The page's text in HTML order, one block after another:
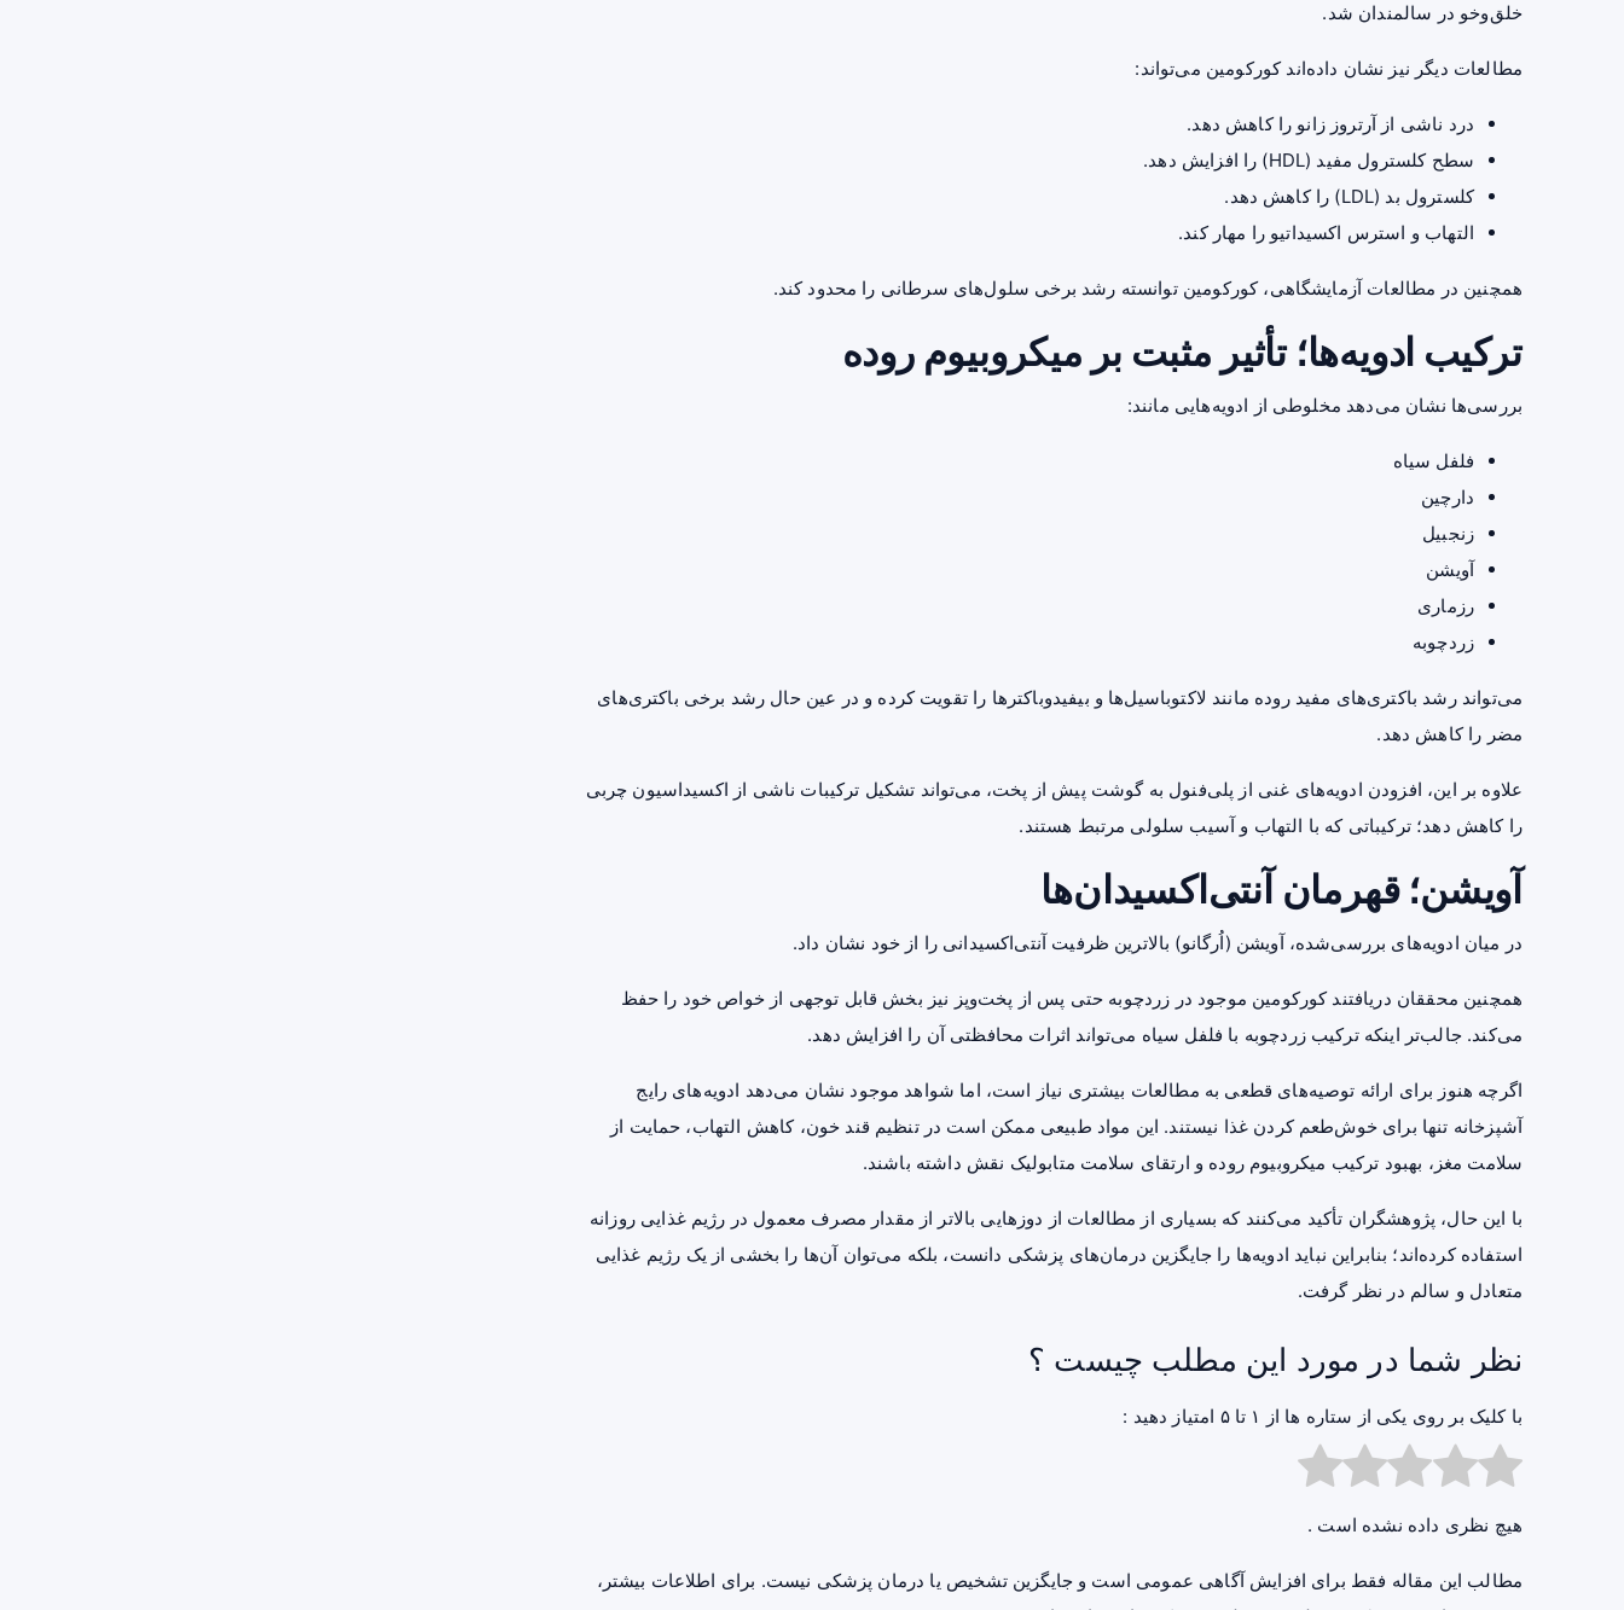
خلق‌وخو در سالمندان شد.
مطالعات دیگر نیز نشان داده‌اند کورکومین می‌تواند:
درد ناشی از آرتروز زانو را کاهش دهد.
سطح کلسترول مفید (HDL) را افزایش دهد.
کلسترول بد (LDL) را کاهش دهد.
التهاب و استرس اکسیداتیو را مهار کند.
همچنین در مطالعات آزمایشگاهی، کورکومین توانسته رشد برخی سلول‌های سرطانی را محدود کند.
ترکیب ادویه‌ها؛ تأثیر مثبت بر میکروبیوم روده
بررسی‌ها نشان می‌دهد مخلوطی از ادویه‌هایی مانند:
فلفل سیاه
دارچین
زنجبیل
آویشن
رزماری
زردچوبه
می‌تواند رشد باکتری‌های مفید روده مانند لاکتوباسیل‌ها و بیفیدوباکترها را تقویت کرده و در عین حال رشد برخی باکتری‌های
مضر را کاهش دهد.
علاوه بر این، افزودن ادویه‌های غنی از پلی‌فنول به گوشت پیش از پخت، می‌تواند تشکیل ترکیبات ناشی از اکسیداسیون چربی
را کاهش دهد؛ ترکیباتی که با التهاب و آسیب سلولی مرتبط هستند.
آویشن؛ قهرمان آنتی‌اکسیدان‌ها
در میان ادویه‌های بررسی‌شده، آویشن (اُرگانو) بالاترین ظرفیت آنتی‌اکسیدانی را از خود نشان داد.
همچنین محققان دریافتند کورکومین موجود در زردچوبه حتی پس از پخت‌وپز نیز بخش قابل توجهی از خواص خود را حفظ
می‌کند. جالب‌تر اینکه ترکیب زردچوبه با فلفل سیاه می‌تواند اثرات محافظتی آن را افزایش دهد.
اگرچه هنوز برای ارائه توصیه‌های قطعی به مطالعات بیشتری نیاز است، اما شواهد موجود نشان می‌دهد ادویه‌های رایج
آشپزخانه تنها برای خوش‌طعم کردن غذا نیستند. این مواد طبیعی ممکن است در تنظیم قند خون، کاهش التهاب، حمایت از
سلامت مغز، بهبود ترکیب میکروبیوم روده و ارتقای سلامت متابولیک نقش داشته باشند.
با این حال، پژوهشگران تأکید می‌کنند که بسیاری از مطالعات از دوزهایی بالاتر از مقدار مصرف معمول در رژیم غذایی روزانه
استفاده کرده‌اند؛ بنابراین نباید ادویه‌ها را جایگزین درمان‌های پزشکی دانست، بلکه می‌توان آن‌ها را بخشی از یک رژیم غذایی
متعادل و سالم در نظر گرفت.
نظر شما در مورد این مطلب چیست ؟
با کلیک بر روی یکی از ستاره ها از ۱ تا ۵ امتیاز دهید :
هیچ نظری داده نشده است .
مطالب این مقاله فقط برای افزایش آگاهی عمومی است و جایگزین تشخیص یا درمان پزشکی نیست. برای اطلاعات بیشتر،